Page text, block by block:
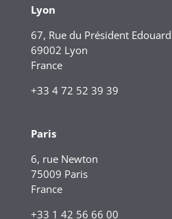
Lyon
67, Rue du Président
69002 Lyon
France
+33 4 72 52 39 39
Paris
6, rue Newton
75009 Paris
France
+33 1 42 56 66 00